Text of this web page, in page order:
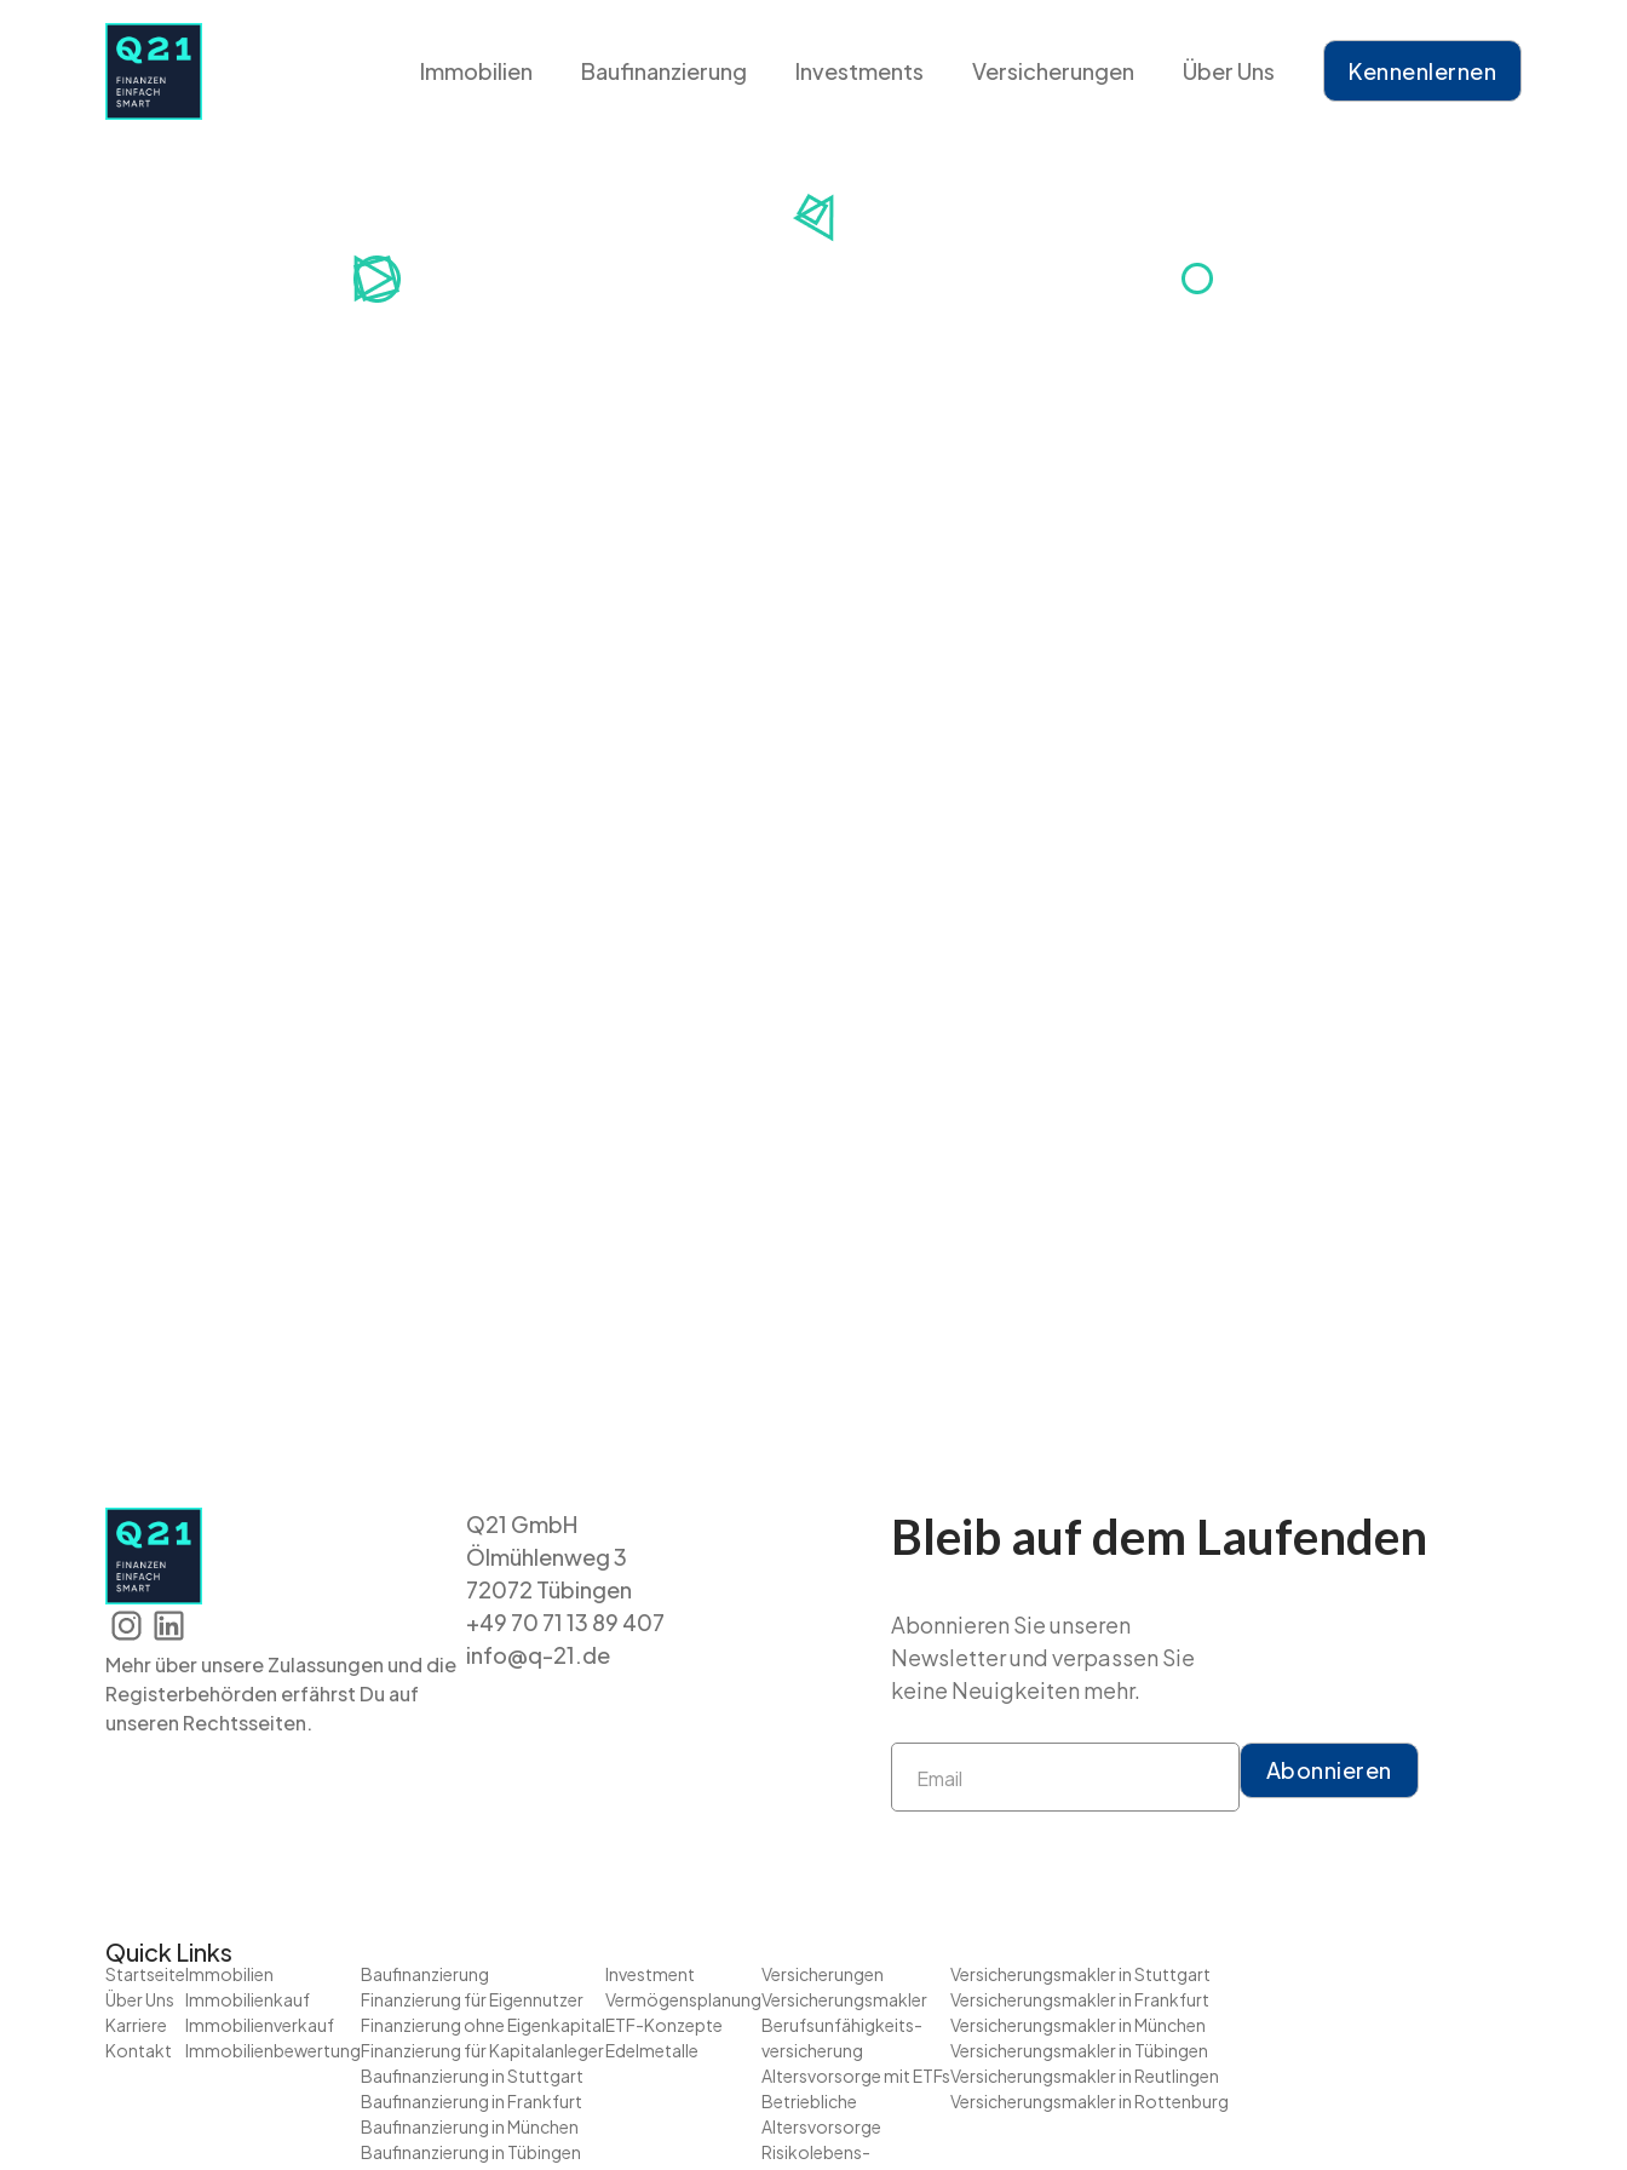
Immobilien Baufinanzierung Investments Versicherungen Über Uns Kennenlernen
Mehr über unsere Zulassungen und die
Registerbehörden erfährst Du auf
unseren Rechtsseiten.
Q21 GmbH
Ölmühlenweg 3
72072 Tübingen
+49 70 71 13 89 407
info@q-21.de
Bleib auf dem Laufenden
Abonnieren Sie unseren
Newsletter und verpassen Sie
keine Neuigkeiten mehr.
Quick Links
Startseite
Über Uns
Karriere
Kontakt
Immobilien
Immobilienkauf
Immobilienverkauf
Immobilienbewertung
Baufinanzierung
Finanzierung für Eigennutzer
Finanzierung ohne Eigenkapital
Finanzierung für Kapitalanleger
Baufinanzierung in Stuttgart
Baufinanzierung in Frankfurt
Baufinanzierung in München
Baufinanzierung in Tübingen
Investment
Vermögensplanung
ETF-Konzepte
Edelmetalle
Versicherungen
Versicherungsmakler
Berufsunfähigkeits-
versicherung
Altersvorsorge mit ETFs
Betriebliche
Altersvorsorge
Risikolebens-
Versicherungsmakler in Stuttgart
Versicherungsmakler in Frankfurt
Versicherungsmakler in München
Versicherungsmakler in Tübingen
Versicherungsmakler in Reutlingen
Versicherungsmakler in Rottenburg